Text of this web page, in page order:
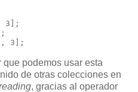
3];
podemos usar esta
de otras colecciones en
, gracias al operador